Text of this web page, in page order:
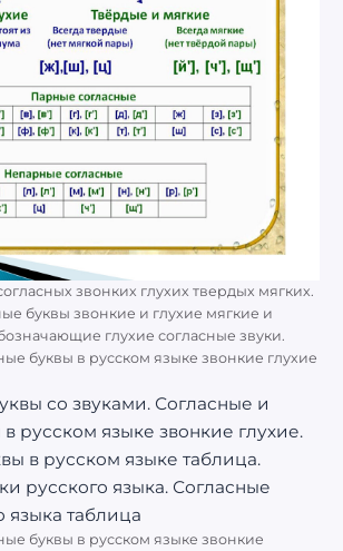
звонких глухих твердых мягких.
буквы звонкие и глухие мягкие и
глухие согласные звуки.
буквы в русском языке звонкие глухие
буквы в русском языке звонкие